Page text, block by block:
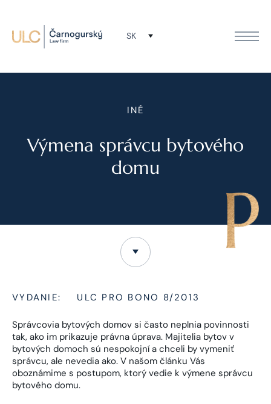
SK
INÉ
Výmena správcu bytového
domu
VYDANIE: ULC PRO BONO 8/2013
Správcovia bytových domov si často neplnia povinnosti
tak, ako im prikazuje právna úprava. Majitelia bytov v
bytových domoch sú nespokojní a chceli by vymeniť
správcu, ale nevedia ako. V našom článku Vás
oboznámime s postupom, ktorý vedie k výmene správcu
bytového domu.